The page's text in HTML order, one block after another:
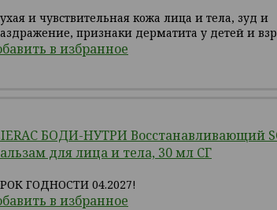
и чувствительная кожа лица и тела, зуд и
признаки дерматита у детей и
в избранное
БОДИ-НУТРИ Восстанавливающий
для лица и тела, 30 мл СГ
ГОДНОСТИ 04.2027!
в избранное